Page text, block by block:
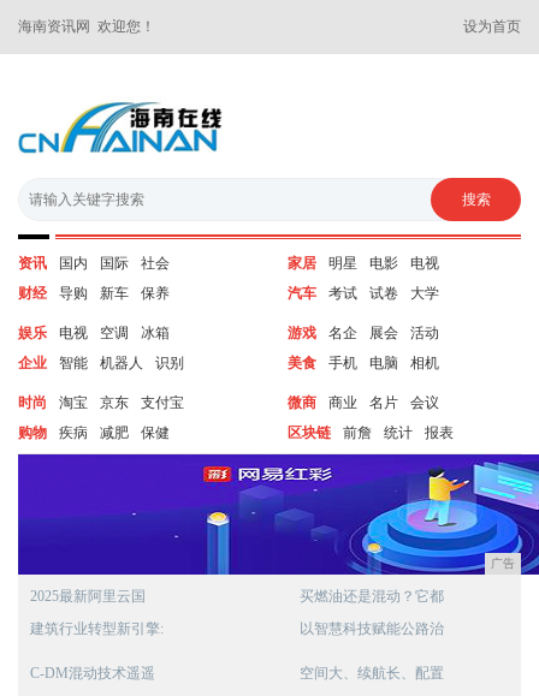
海南资讯网 欢迎您！ 设为首页
资讯 国内 国际
社会
财经
导购 新车 保养
家居 明星 电影
电视
汽车
考试 试卷 大学
娱乐 电视 空调
冰箱
企业
智能 机器人 识别
游戏 名企 展会
活动
美食
手机 电脑 相机
时尚 淘宝 京东
支付宝
购物
疾病 减肥 保健
微商 商业 名片
会议
区块链
前詹 统计 报表
广告
2025最新阿里云国
建筑行业转型新引擎:
买燃油还是混动？它都
以智慧科技赋能公路治
C-DM混动技术遥遥
空间大、续航长、配置